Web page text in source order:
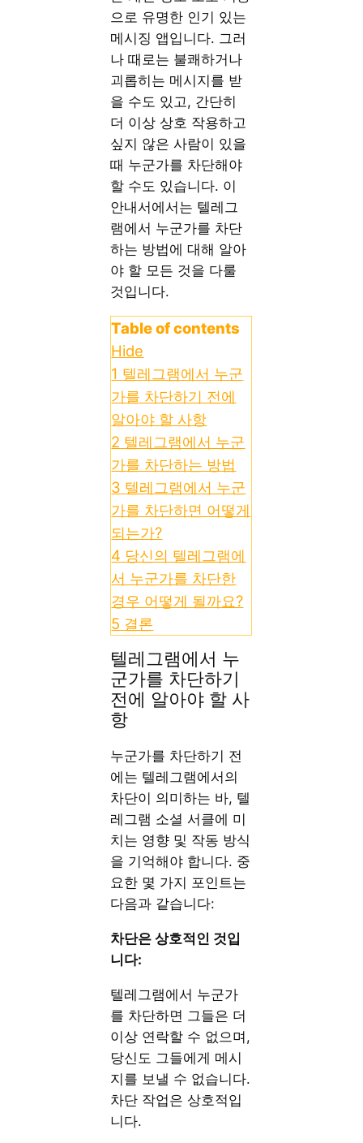
으로 유명한 인기 있는
메시징 앱입니다. 그러
나 때로는 불쾌하거나
괴롭히는 메시지를 받
을 수도 있고, 간단히
더 이상 상호 작용하고
싶지 않은 사람이 있을
때 누군가를 차단해야
할 수도 있습니다. 이
안내서에서는 텔레그
램에서 누군가를 차단
하는 방법에 대해 알아
야 할 모든 것을 다룰
것입니다.
Table of contents
Hide
1 텔레그램에서 누군
가를 차단하기 전에
알아야 할 사항
2 텔레그램에서 누군
가를 차단하는 방법
3 텔레그램에서 누군
가를 차단하면 어떻게
되는가?
4 당신의 텔레그램에
서 누군가를 차단한
경우 어떻게 될까요?
5 결론
텔레그램에서 누
군가를 차단하기
전에 알아야 할 사
항
누군가를 차단하기 전
에는 텔레그램에서의
차단이 의미하는 바, 텔
레그램 소셜 서클에 미
치는 영향 및 작동 방식
을 기억해야 합니다. 중
요한 몇 가지 포인트는
다음과 같습니다:
차단은 상호적인 것입
니다:
텔레그램에서 누군가
를 차단하면 그들은 더
이상 연락할 수 없으며,
당신도 그들에게 메시
지를 보낼 수 없습니다.
차단 작업은 상호적입
니다.